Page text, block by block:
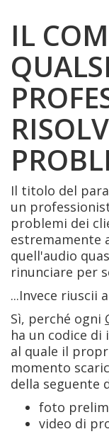
IL
Il titolo del
un
problemi dei
estremamente
quell'audio
rinunciare per
...Invece riuscii
Sì, perché ogni
ha un codice
al quale il
momento
della seguente
foto
video di